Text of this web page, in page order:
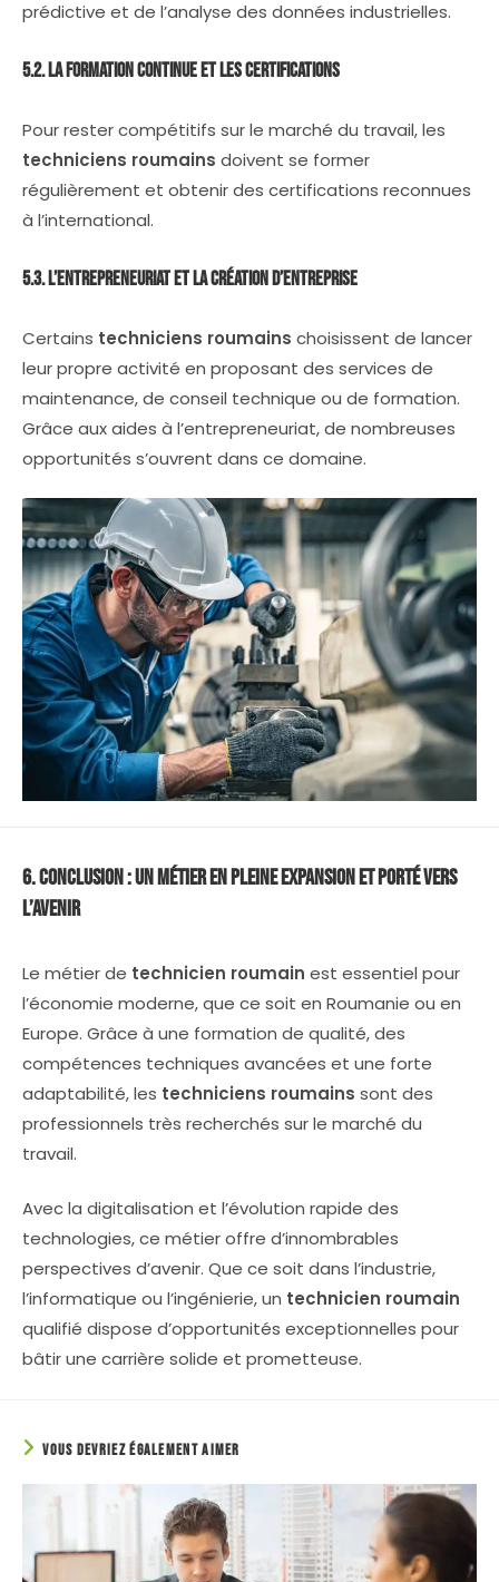
prédictive et de l’analyse des données industrielles.
5.2. La Formation Continue et les Certifications
Pour rester compétitifs sur le marché du travail, les
techniciens roumains doivent se former
régulièrement et obtenir des certifications reconnues
à l’international.
5.3. L’Entrepreneuriat et la Création d’Entreprise
Certains techniciens roumains choisissent de lancer
leur propre activité en proposant des services de
maintenance, de conseil technique ou de formation.
Grâce aux aides à l’entrepreneuriat, de nombreuses
opportunités s’ouvrent dans ce domaine.
6. Conclusion : Un Métier en Pleine Expansion et Porté vers
l’Avenir
Le métier de technicien roumain est essentiel pour
l’économie moderne, que ce soit en Roumanie ou en
Europe. Grâce à une formation de qualité, des
compétences techniques avancées et une forte
adaptabilité, les techniciens roumains sont des
professionnels très recherchés sur le marché du
travail.
Avec la digitalisation et l’évolution rapide des
technologies, ce métier offre d’innombrables
perspectives d’avenir. Que ce soit dans l’industrie,
l’informatique ou l’ingénierie, un technicien roumain
qualifié dispose d’opportunités exceptionnelles pour
bâtir une carrière solide et prometteuse.
VOUS DEVRIEZ ÉGALEMENT AIMER